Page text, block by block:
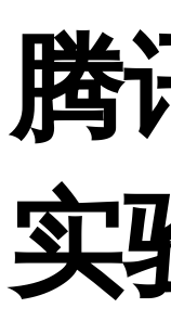
腾
实